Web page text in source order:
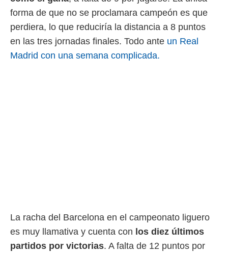
e
mediante
forma de que no se proclamara campeón es que
perdiera, lo que reduciría la distancia a 8 puntos
en las tres jornadas finales. Todo ante un Real
Madrid con una semana complicada.
La racha del Barcelona en el campeonato liguero
es muy llamativa y cuenta con los diez últimos
partidos por victorias. A falta de 12 puntos por